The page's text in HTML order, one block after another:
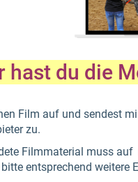
hast du die
Film auf und sendest
zu.
Filmmaterial muss auf
entsprechend weitere